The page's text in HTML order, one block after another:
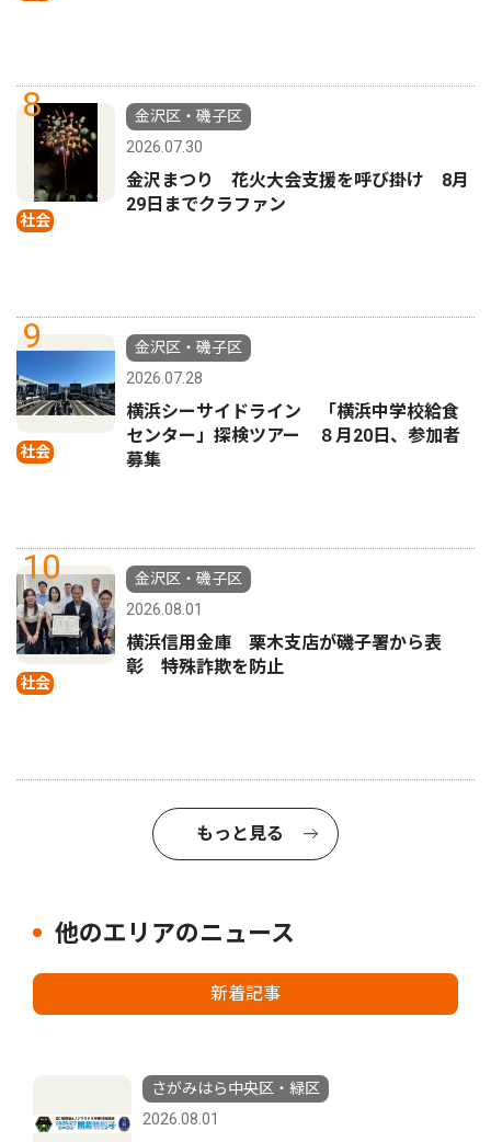
8
社会
金沢区・磯子区
2026.07.30
金沢まつり 花火大会支援を呼び掛け 8月
29日までクラファン
9
社会
金沢区・磯子区
2026.07.28
横浜シーサイドライン 「横浜中学校給食
センター」探検ツアー ８月20日、参加者
募集
10
社会
金沢区・磯子区
2026.08.01
横浜信用金庫 栗木支店が磯子署から表
彰 特殊詐欺を防止
もっと見る
他のエリアのニュース
新着記事
さがみはら中央区・緑区
2026.08.01